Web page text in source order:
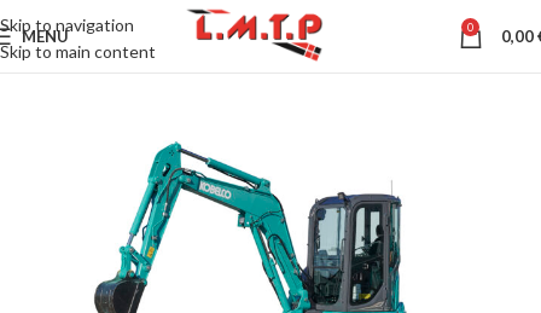
Skip to navigation
Skip to main content
MENU 0 0,00